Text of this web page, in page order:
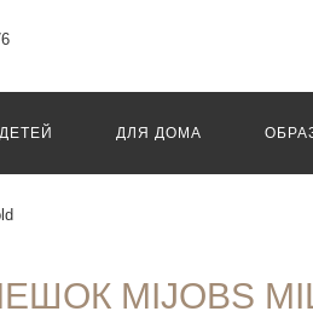
ДЛЯ ДОМА
MIJOBS